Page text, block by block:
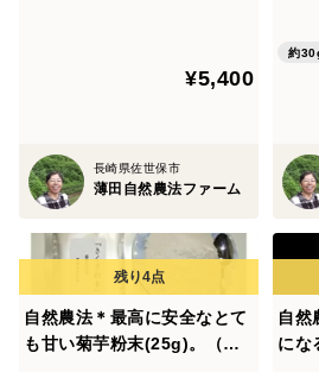
代々自然農法の自家採取の種で
もともと病院で臨床検査技師をし
の毒性、添加物の有害性などを勉
で「健康な身体は、健康な食べ物
付いたのです。
¥5,400
長崎県佐世保市
薄田自然農法ファーム
約
自然農法＊最高に安全なとて
も甘い菊芋粉末(25g)。（特
自然
にな